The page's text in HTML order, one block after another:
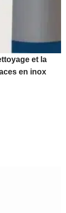
et la
en inox